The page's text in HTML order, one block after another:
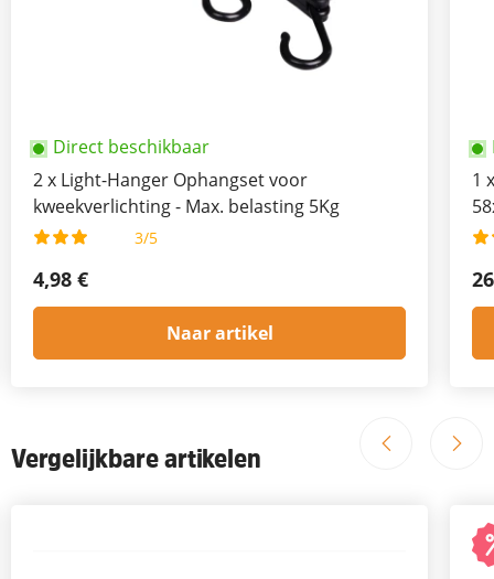
Direct beschikbaar
2x Light-Hanger Ophangset voor
kweekverlichting - Max. belasting 5Kg
3/5
4,98 €
Naar artikel
1 x
Vergelijkbare artikelen